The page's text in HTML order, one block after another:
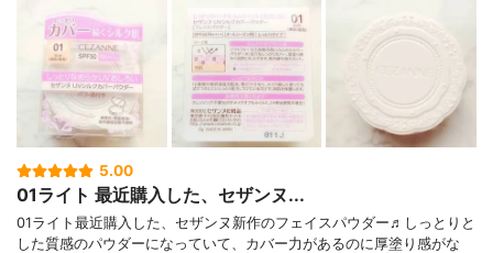
5.00
01ライト 最近購入した、セザンヌ...
01ライト最近購入した、セザンヌ新作のフェイスパウダー♬しっとりと
した質感のパウダーになっていて、カバー力があるのに厚塗り感がな